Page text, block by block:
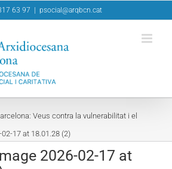
63 97 psocial@arqbcn.cat
Veus contra la vulnerabilitat i el
17 at 18.01.28 (2)
2026-02-17 at